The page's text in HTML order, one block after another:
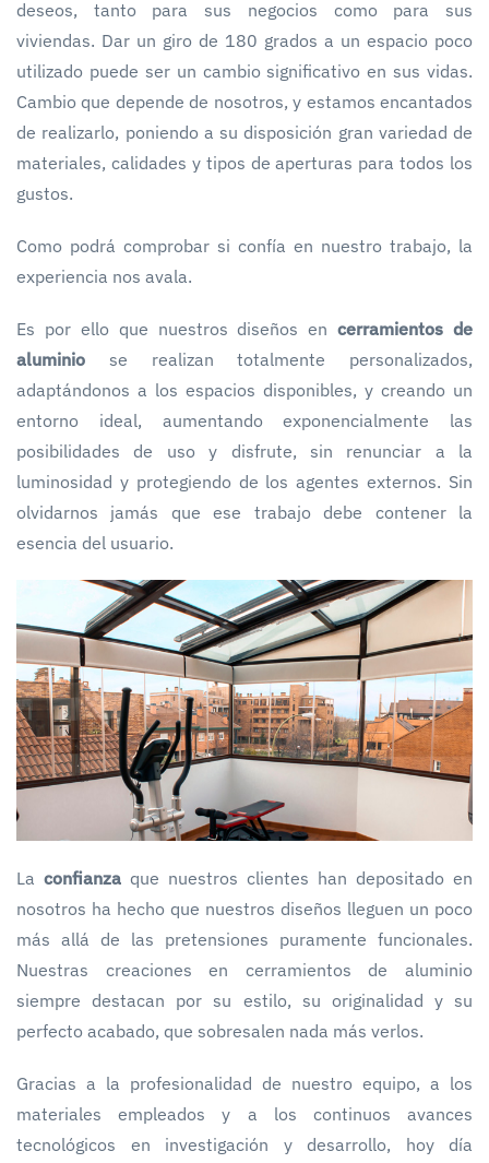
deseos, tanto para sus negocios como para sus
viviendas. Dar un giro de 180 grados a un espacio poco
utilizado puede ser un cambio significativo en sus vidas.
Cambio que depende de nosotros, y estamos encantados
de realizarlo, poniendo a su disposición gran variedad de
materiales, calidades y tipos de aperturas para todos los
gustos.
Como podrá comprobar si confía en nuestro trabajo, la
experiencia nos avala.
Es por ello que nuestros diseños encerramientos de
aluminio se realizan totalmente personalizados,
adaptándonos a los espacios disponibles, y creando un
entorno ideal, aumentando exponencialmente las
posibilidades de uso y disfrute, sin renunciar a la
luminosidad y protegiendo de los agentes externos. Sin
olvidarnos jamás que ese trabajo debe contener la
esencia del usuario.
La confianza que nuestros clientes han depositado en
nosotros ha hecho que nuestros diseños lleguen un poco
más allá de las pretensiones puramente funcionales.
Nuestras creaciones en cerramientos de aluminio
siempre destacan por su estilo, su originalidad y su
perfecto acabado, que sobresalen nada más verlos.
Gracias a la profesionalidad de nuestro equipo, a los
materiales empleados y a los continuos avances
tecnológicos en investigación y desarrollo, hoy día